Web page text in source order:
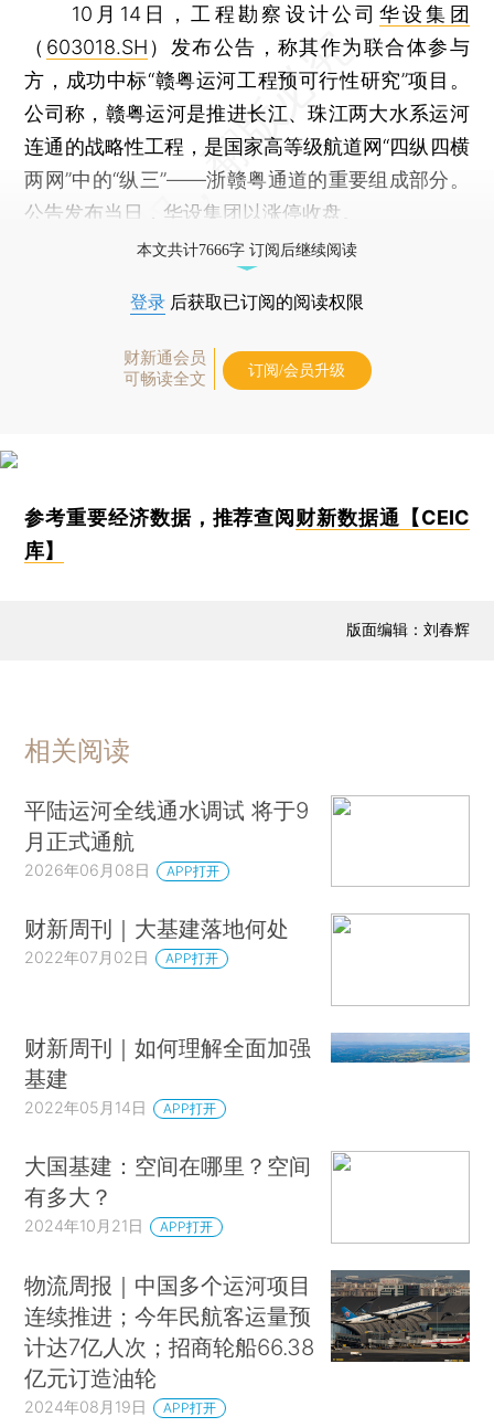
10月14日，工程勘察设计公司 华设集团
（ 603018.SH ）发布公告，称其作为联合体参与
方，成功中标“赣粤运河工程预可行性研究”项目。
公司称，赣粤运河是推进长江、珠江两大水系运河
连通的战略性工程，是国家高等级航道网“四纵四横
两网”中的“纵三”——浙赣粤通道的重要组成部分。
公告发布当日，华设集团以涨停收盘。
本文共计7666字 订阅后继续阅读
登录 后获取已订阅的阅读权限
财新通会员
可畅读全文
订阅/会员升级
参考重要经济数据，推荐查阅 财新数据通【CEIC
库】
版面编辑：刘春辉
相关阅读
平陆运河全线通水调试 将于9
月正式通航
2026年06月08日 APP打开
财新周刊｜大基建落地何处
2022年07月02日 APP打开
财新周刊｜如何理解全面加强
基建
2022年05月14日 APP打开
大国基建：空间在哪里？空间
有多大？
2024年10月21日 APP打开
物流周报｜中国多个运河项目
连续推进；今年民航客运量预
计达7亿人次；招商轮船66.38
亿元订造油轮
2024年08月19日 APP打开